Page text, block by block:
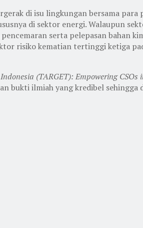
di isu lingkungan bersama
di sektor energi. Walaupun
serta pelepasan bahan
risiko kematian tertinggi ketiga
(TARGET): Empowering CSOs
bukti ilmiah yang kredibel